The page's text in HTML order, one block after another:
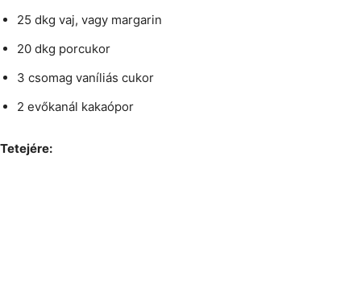
25 dkg vaj, vagy margarin
20 dkg porcukor
3 csomag vaníliás cukor
2 evőkanál kakaópor
Tetejére: